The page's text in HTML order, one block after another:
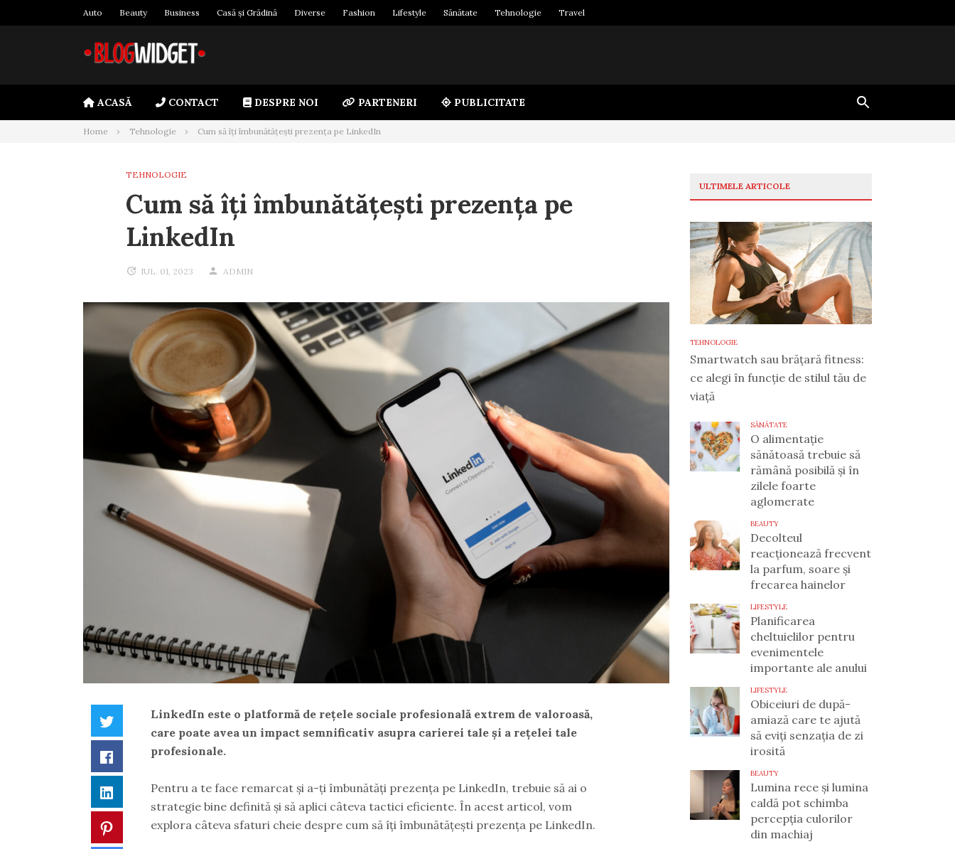
to
Auto Beauty Business Casă și Grădină Diverse Fashion Lifestyle Sănătate Tehnologie Travel
ACASĂ CONTACT DESPRE NOI PARTENERI PUBLICITATE
Home Tehnologie Cum să îți îmbunătățești prezența pe LinkedIn
TEHNOLOGIE
Cum să îți îmbunătățești prezența pe
LinkedIn
IUL. 01, 2023 ADMIN
Twitter
Facebook
LinkedIn
Pinterest
LinkedIn este o platformă de rețele sociale profesională extrem de valoroasă,
care poate avea un impact semnificativ asupra carierei tale și a rețelei tale
profesionale.
Pentru a te face remarcat și a-ți îmbunătăți prezența pe LinkedIn, trebuie să ai o
strategie bine definită și să aplici câteva tactici eficiente. În acest articol, vom
explora câteva sfaturi cheie despre cum să îți îmbunătățești prezența pe LinkedIn.
ULTIMELE ARTICOLE
TEHNOLOGIE
Smartwatch sau brățară fitness:
ce alegi în funcție de stilul tău de
viață
SĂNĂTATE
O alimentație
sănătoasă trebuie să
rămână posibilă și în
zilele foarte
aglomerate
BEAUTY
Decolteul
reacționează frecvent
la parfum, soare și
frecarea hainelor
LIFESTYLE
Planificarea
cheltuielilor pentru
evenimentele
importante ale anului
LIFESTYLE
Obiceiuri de după-
amiază care te ajută
să eviți senzația de zi
irosită
BEAUTY
Lumina rece și lumina
caldă pot schimba
percepția culorilor
din machiaj